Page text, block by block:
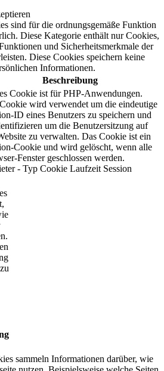
sind für die ordnungsgemäße Funktion
Diese Kategorie enthält nur Cookies,
und Sicherheitsmerkmale der
Diese Cookies speichern keine
Informationen.
Beschreibung
Cookie ist für PHP-Anwendungen.
wird verwendet um die eindeutige
ID eines Benutzers zu speichern und
um die Benutzersitzung auf
zu verwalten. Das Cookie ist ein
Cookie und wird gelöscht, wenn alle
Fenster geschlossen werden.
- Typ Cookie Laufzeit Session
sammeln Informationen darüber, wie